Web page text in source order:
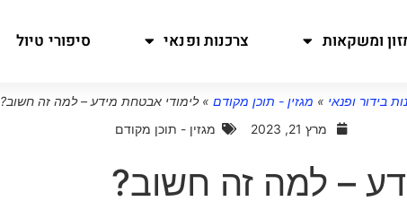
ומשקאות צרכנות ופנאי סיפורי טיול
בידור ופנאי » מגזין - תוכן מקודם »לימודי אבטחת מידע – למה זה חשוב?
מרץ 21, 2023
מגזין - תוכן מקודם
– למה זה חשוב?